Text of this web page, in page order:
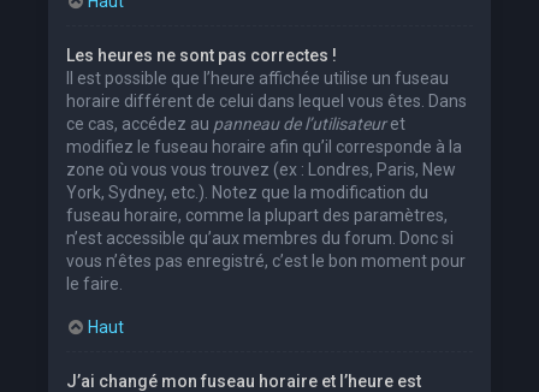
Les heures ne sont pas correctes !
Il est possible que l’heure affichée utilise un fuseau
horaire différent de celui dans lequel vous êtes. Dans
ce cas, accédez au panneau de l’utilisateuret
modifiez le fuseau horaire afin qu’il corresponde à la
zone où vous vous trouvez (ex : Londres, Paris, New
York, Sydney, etc.). Notez que la modification du
fuseau horaire, comme la plupart des paramètres,
n’est accessible qu’aux membres du forum. Donc si
vous n’êtes pas enregistré, c’est le bon moment pour
le faire.
Haut
J’ai changé mon fuseau horaire et l’heure est